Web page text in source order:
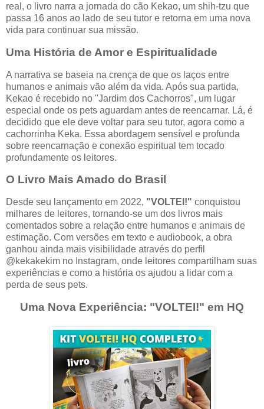
real, o livro narra a jornada do cão Kekao, um shih-tzu que
passa 16 anos ao lado de seu tutor e retorna em uma nova
vida para continuar sua missão.
Uma História de Amor e Espiritualidade
A narrativa se baseia na crença de que os laços entre
humanos e animais vão além da vida. Após sua partida,
Kekao é recebido no "Jardim dos Cachorros", um lugar
especial onde os pets aguardam antes de reencarnar. Lá, é
decidido que ele deve voltar para seu tutor, agora como a
cachorrinha Keka. Essa abordagem sensível e profunda
sobre reencarnação e conexão espiritual tem tocado
profundamente os leitores.
O Livro Mais Amado do Brasil
Desde seu lançamento em 2022, "VOLTEI!" conquistou
milhares de leitores, tornando-se um dos livros mais
comentados sobre a relação entre humanos e animais de
estimação. Com versões em texto e audiobook, a obra
ganhou ainda mais visibilidade através do perfil
@kekakekim no Instagram, onde leitores compartilham suas
experiências e como a história os ajudou a lidar com a
perda de seus pets.
Uma Nova Experiência: "VOLTEI!" em HQ